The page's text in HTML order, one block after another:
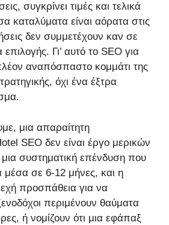
συγκρίνει τιμές και τελικά
καταλύματα είναι αόρατα στις
δεν συμμετέχουν καν σε
επιλογής. Γι’ αυτό το SEO για
αναπόσπαστο κομμάτι της
όχι ένα έξτρα
μια απαραίτητη
SEO δεν είναι έργο μερικών
συστηματική επένδυση που
μέσα σε 6-12 μήνες, και η
προσπάθεια για να
περιμένουν θαύματα
ή νομίζουν ότι μια εφάπαξ